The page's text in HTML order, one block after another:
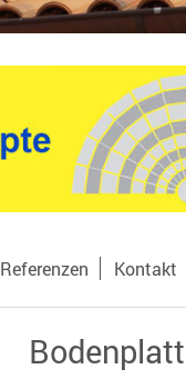
Referenzen Kontakt